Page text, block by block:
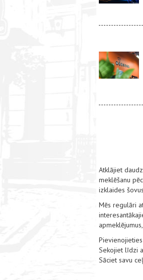
Atklājiet
meklēšanu
izklaides
Mēs regulāri
Sekojiet līdzi
Sāciet savu